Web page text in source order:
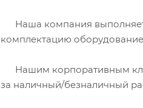
Наша компания выполняет
комплектацию
Нашим корпоративным
за наличный/безналичный